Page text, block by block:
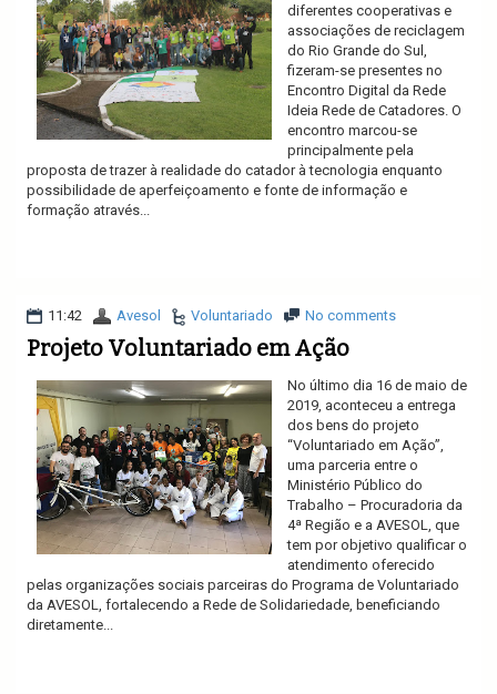
diferentes cooperativas e
associações de reciclagem
do Rio Grande do Sul,
fizeram-se presentes no
Encontro Digital da Rede
Ideia Rede de Catadores. O
encontro marcou-se
principalmente pela
proposta de trazer à realidade do catador à tecnologia enquanto
possibilidade de aperfeiçoamento e fonte de informação e
formação através...
11:42 Avesol Voluntariado No comments
Projeto Voluntariado em Ação
No último dia 16 de maio de
2019, aconteceu a entrega
dos bens do projeto
“Voluntariado em Ação”,
uma parceria entre o
Ministério Público do
Trabalho – Procuradoria da
4ª Região e a AVESOL, que
tem por objetivo qualificar o
atendimento oferecido
pelas organizações sociais parceiras do Programa de Voluntariado
da AVESOL, fortalecendo a Rede de Solidariedade, beneficiando
diretamente...